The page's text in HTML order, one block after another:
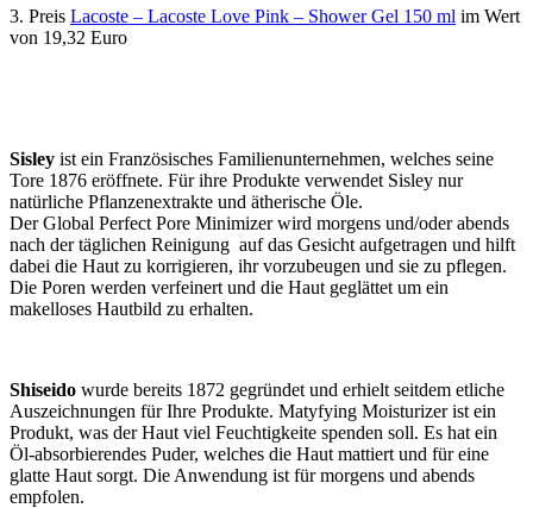
3. Preis Lacoste – Lacoste Love Pink – Shower Gel 150 ml im Wert
von 19,32 Euro
Sisley ist ein Französisches Familienunternehmen, welches seine
Tore 1876 eröffnete. Für ihre Produkte verwendet Sisley nur
natürliche Pflanzenextrakte und ätherische Öle.
Der Global Perfect Pore Minimizer wird morgens und/oder abends
nach der täglichen Reinigung auf das Gesicht aufgetragen und hilft
dabei die Haut zu korrigieren, ihr vorzubeugen und sie zu pflegen.
Die Poren werden verfeinert und die Haut geglättet um ein
makelloses Hautbild zu erhalten.
Shiseido wurde bereits 1872 gegründet und erhielt seitdem etliche
Auszeichnungen für Ihre Produkte. Matyfying Moisturizer ist ein
Produkt, was der Haut viel Feuchtigkeite spenden soll. Es hat ein
Öl-absorbierendes Puder, welches die Haut mattiert und für eine
glatte Haut sorgt. Die Anwendung ist für morgens und abends
empfolen.